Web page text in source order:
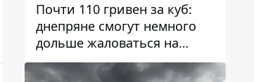
Почти 110 гривен за куб:
днепряне смогут немного
дольше жаловаться на
запланированные тарифы
на воду на 2027 год